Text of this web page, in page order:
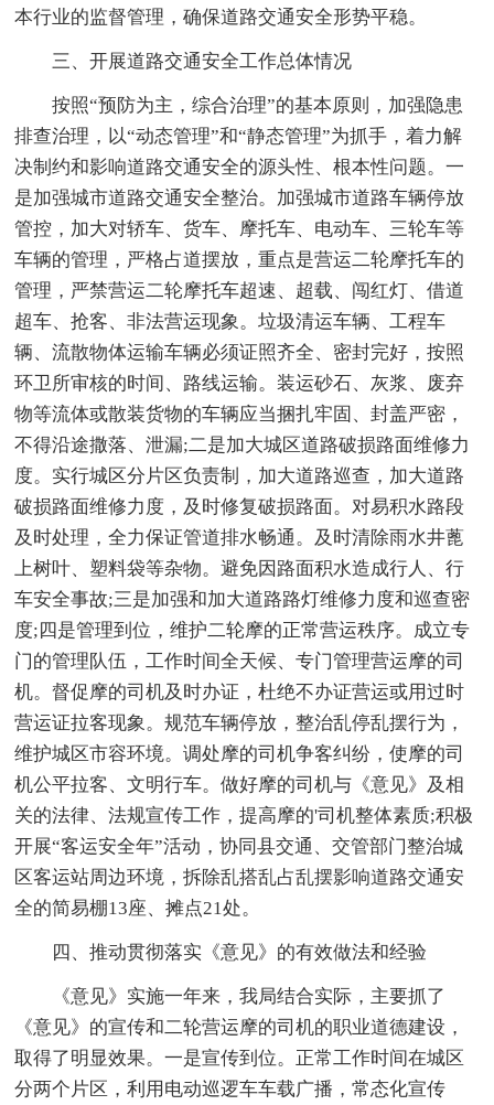
本行业的监督管理，确保道路交通安全形势平稳。
三、开展道路交通安全工作总体情况
按照“预防为主，综合治理”的基本原则，加强隐患
排查治理，以“动态管理”和“静态管理”为抓手，着力解
决制约和影响道路交通安全的源头性、根本性问题。一
是加强城市道路交通安全整治。加强城市道路车辆停放
管控，加大对轿车、货车、摩托车、电动车、三轮车等
车辆的管理，严格占道摆放，重点是营运二轮摩托车的
管理，严禁营运二轮摩托车超速、超载、闯红灯、借道
超车、抢客、非法营运现象。垃圾清运车辆、工程车
辆、流散物体运输车辆必须证照齐全、密封完好，按照
环卫所审核的时间、路线运输。装运砂石、灰浆、废弃
物等流体或散装货物的车辆应当捆扎牢固、封盖严密，
不得沿途撒落、泄漏;二是加大城区道路破损路面维修力
度。实行城区分片区负责制，加大道路巡查，加大道路
破损路面维修力度，及时修复破损路面。对易积水路段
及时处理，全力保证管道排水畅通。及时清除雨水井蓖
上树叶、塑料袋等杂物。避免因路面积水造成行人、行
车安全事故;三是加强和加大道路路灯维修力度和巡查密
度;四是管理到位，维护二轮摩的正常营运秩序。成立专
门的管理队伍，工作时间全天候、专门管理营运摩的司
机。督促摩的司机及时办证，杜绝不办证营运或用过时
营运证拉客现象。规范车辆停放，整治乱停乱摆行为，
维护城区市容环境。调处摩的司机争客纠纷，使摩的司
机公平拉客、文明行车。做好摩的司机与《意见》及相
关的法律、法规宣传工作，提高摩的'司机整体素质;积极
开展“客运安全年”活动，协同县交通、交管部门整治城
区客运站周边环境，拆除乱搭乱占乱摆影响道路交通安
全的简易棚13座、摊点21处。
四、推动贯彻落实《意见》的有效做法和经验
《意见》实施一年来，我局结合实际，主要抓了
《意见》的宣传和二轮营运摩的司机的职业道德建设，
取得了明显效果。一是宣传到位。正常工作时间在城区
分两个片区，利用电动巡逻车车载广播，常态化宣传